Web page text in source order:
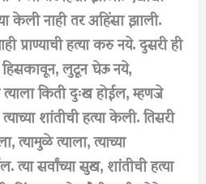
केली नाही तर अहिंसा झाली.
हत्या करु नये. दुसरी ही
हिसकावून, लुटून घेऊ नये,
किती दुःख होईल, म्हणजे
शांतीची हत्या केली. तिसरी
त्यामुळे त्याला, त्याच्या
त्या सर्वांच्या सुख, शांतीची हत्या